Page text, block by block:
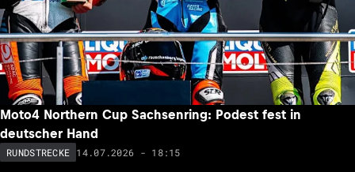
Moto4 Northern Cup Sachsenring: Podest fest in
deutscher Hand
RUNDSTRECKE 14.07.2026 - 18:15